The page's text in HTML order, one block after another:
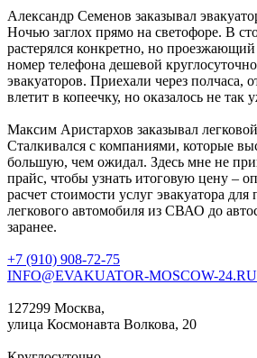
Александр Семенов заказывал
Ночью заглох прямо на светофоре. В
растерялся конкретно, но
номер телефона дешевой
эвакуаторов. Приехали через полчаса,
влетит в копеечку, но оказалось не
Максим Аристархов заказывал
Сталкивался с компаниями, которые
большую, чем ожидал. Здесь мне не
прайс, чтобы узнать итоговую цену –
расчет стоимости услуг эвакуатора для
легкового автомобиля из СВАО до
заранее.
+7 (910) 908-72-75
INFO@EVAKUATOR-MOSCOW-24.RU
127299 Москва,
улица Космонавта Волкова, 20